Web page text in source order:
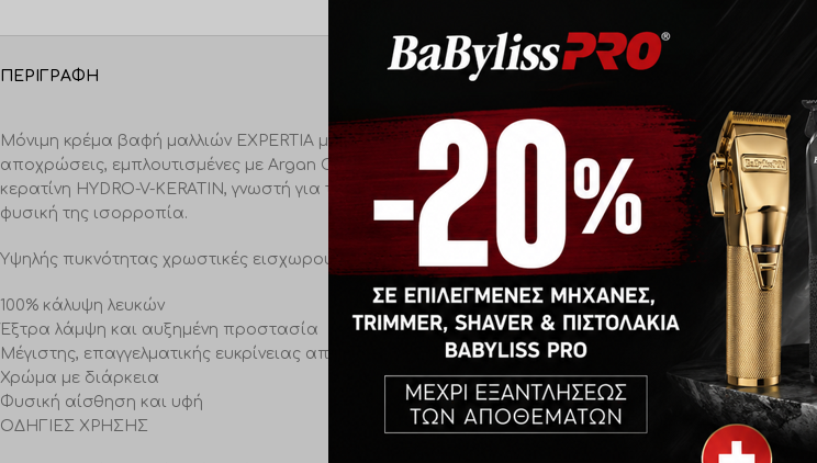
ΠΕΡΙΓΡΑΦΉ
Μόνιμη κρέμα βαφή μαλλιών EXPERTIA με υψηλή απόδοση στο χρωματικό αποτέλεσμα,
αποχρώσεις, εμπλουτισμένες με Argan Oil, πλούσιες σε θρεπτικά συστατικά, εκ των οποίων
κερατίνη HYDRO-V-KERATIN, γνωστή για την περιεκτικότητά της σε αμινοξέα σιταριού και
φυσική της ισορροπία.
Υψηλής πυκνότητας χρωστικές εισχωρούν βαθιά στο στέλεχος της τρίχας υποστηρίζοντας τον
100% κάλυψη λευκών
Έξτρα λάμψη και αυξημένη προστασία
Μέγιστης, επαγγελματικής ευκρίνειας αποχρώσεις
Χρώμα με διάρκεια
Φυσική αίσθηση και υφή
ΟΔΗΓΙΕΣ ΧΡΗΣΗΣ